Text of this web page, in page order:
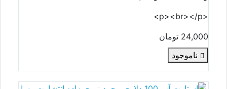
24,000 تومان
ناموجود